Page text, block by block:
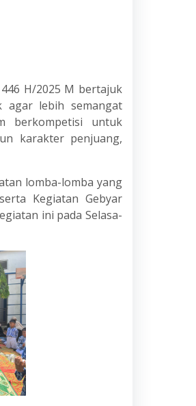
H/2025 M bertajuk
agar lebih semangat
berkompetisi untuk
karakter penjuang,
lomba-lomba yang
Kegiatan Gebyar
ini pada Selasa-